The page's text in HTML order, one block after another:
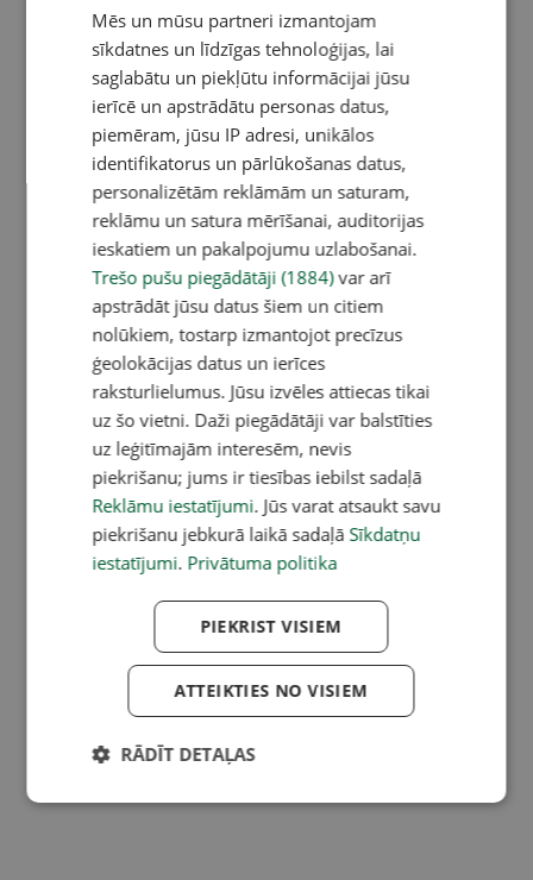
Mēs un mūsu partneri izmantojam
sīkdatnes un līdzīgas tehnoloģijas, lai
saglabātu un piekļūtu informācijai jūsu
ierīcē un apstrādātu personas datus,
piemēram, jūsu IP adresi, unikālos
identifikatorus un pārlūkošanas datus,
personalizētām reklāmām un saturam,
reklāmu un satura mērīšanai, auditorijas
ieskatiem un pakalpojumu uzlabošanai.
Trešo pušu piegādātāji (1884)var arī
apstrādāt jūsu datus šiem un citiem
nolūkiem, tostarp izmantojot precīzus
ģeolokācijas datus un ierīces
raksturlielumus. Jūsu izvēles attiecas tikai
uz šo vietni. Daži piegādātāji var balstīties
uz leģitīmajām interesēm, nevis
piekrišanu; jums ir tiesības iebilst sadaļā
Reklāmu iestatījumi. Jūs varat atsaukt savu
piekrišanu jebkurā laikā sadaļā Sīkdatņu
iestatījumi. Privātuma politika
PIEKRIST VISIEM
ATTEIKTIES NO VISIEM
RĀDĪT DETAĻAS